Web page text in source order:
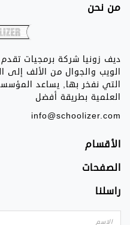
من نحن
ديف زونيا شركة برمجيات
الويب والجوال من الألف إلى
التي نفخر بها, يساعد
العلمية بطريقة أفضل
info@schoolizer.com
الأقسام
الصفحات
راسلنا